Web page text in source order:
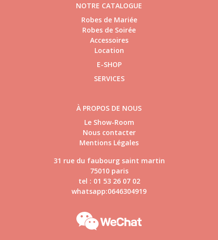
NOTRE CATALOGUE
Robes de Mariée
Robes de Soirée
Accessoires
Location
E-SHOP
SERVICES
À PROPOS DE NOUS
Le Show-Room
Nous contacter
Mentions Légales
31 rue du faubourg saint martin
75010 paris
tel : 01 53 26 07 02
whatsapp:0646304919